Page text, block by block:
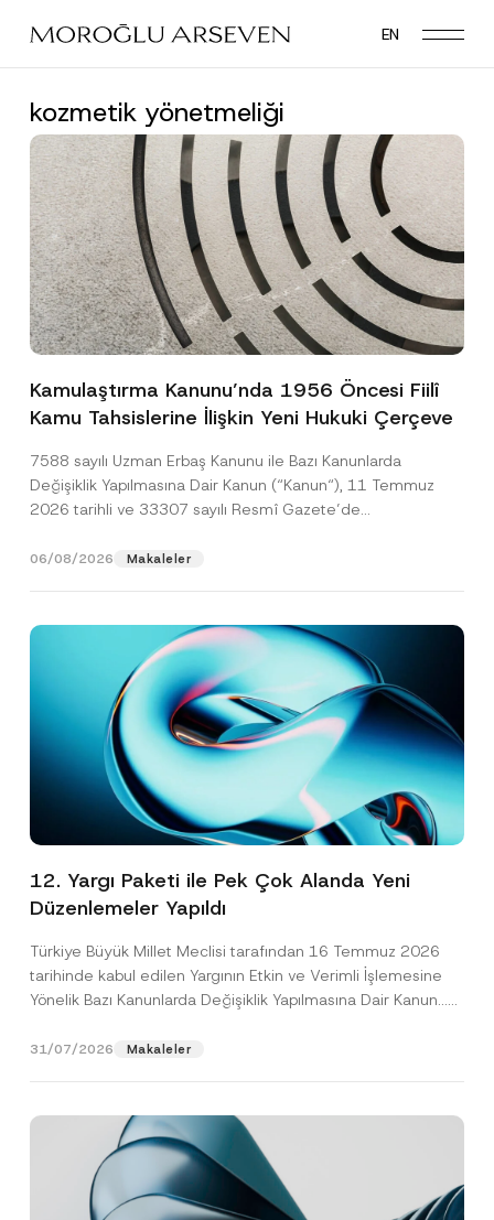
main
EN
kozmetik yönetmeliği
Kamulaştırma Kanunu’nda 1956 Öncesi Fiilî
Kamu Tahsislerine İlişkin Yeni Hukuki Çerçeve
7588 sayılı Uzman Erbaş Kanunu ile Bazı Kanunlarda
Değişiklik Yapılmasına Dair Kanun (“Kanun“), 11 Temmuz
2026 tarihli ve 33307 sayılı Resmî Gazete’de
06/08/2026 Makaleler
12. Yargı Paketi ile Pek Çok Alanda Yeni
Düzenlemeler Yapıldı
Türkiye Büyük Millet Meclisi tarafından 16 Temmuz 2026
tarihinde kabul edilen Yargının Etkin ve Verimli İşlemesine
Yönelik Bazı Kanunlarda Değişiklik Yapılmasına Dair Kanun...
31/07/2026 Makaleler